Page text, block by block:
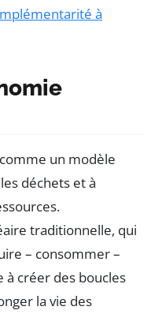
à
un modèle
déchets et à
traditionnelle, qui
– consommer –
à créer des boucles
la vie des